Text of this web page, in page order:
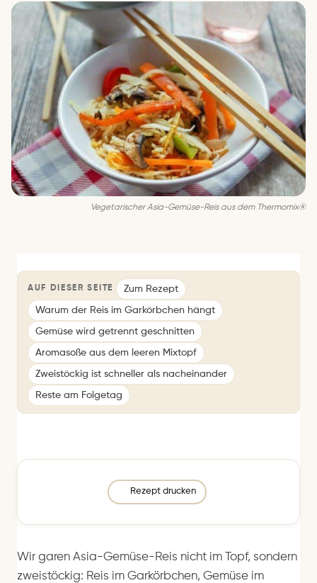
Vegetarischer Asia-Gemüse-Reis aus dem Thermomix®
AUF DIESER SEITE Zum Rezept
Warum der Reis im Garkörbchen hängt
Gemüse wird getrennt geschnitten
Aromasoße aus dem leeren Mixtopf
Zweistöckig ist schneller als nacheinander
Reste am Folgetag
Rezept drucken
Wir garen Asia-Gemüse-Reis nicht im Topf, sondern
zweistöckig: Reis im Garkörbchen, Gemüse im